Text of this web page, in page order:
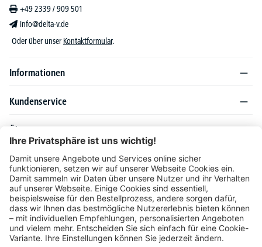
+49 2339 / 909 501
info@delta-v.de
Oder über unser Kontaktformular.
Informationen
Kundenservice
Über DELTA-V
Produktsortiment
Ratgeber
Folgen Sie uns auch auf